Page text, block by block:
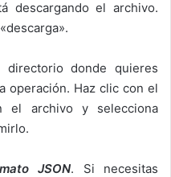
descargando el archivo.
donde quieres
operación. Haz clic con el
el archivo y selecciona
JSON. Si necesitas